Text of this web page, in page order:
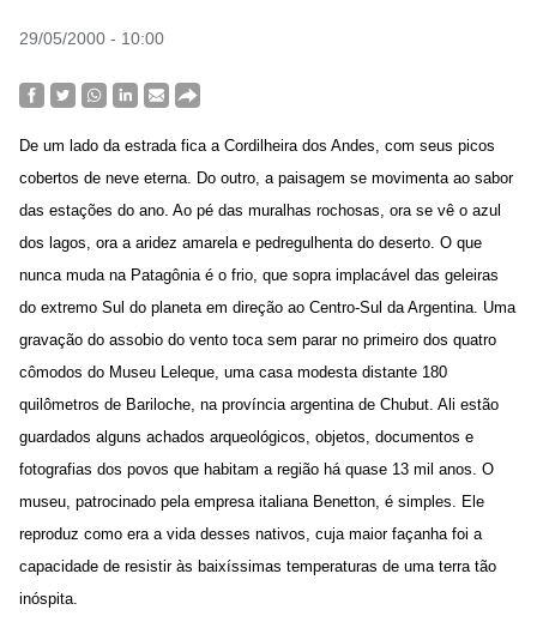
29/05/2000 - 10:00
De um lado da estrada fica a Cordilheira dos Andes, com seus picos
cobertos de neve eterna. Do outro, a paisagem se movimenta ao sabor
das estações do ano. Ao pé das muralhas rochosas, ora se vê o azul
dos lagos, ora a aridez amarela e pedregulhenta do deserto. O que
nunca muda na Patagônia é o frio, que sopra implacável das geleiras
do extremo Sul do planeta em direção ao Centro-Sul da Argentina. Uma
gravação do assobio do vento toca sem parar no primeiro dos quatro
cômodos do Museu Leleque, uma casa modesta distante 180
quilômetros de Bariloche, na província argentina de Chubut. Ali estão
guardados alguns achados arqueológicos, objetos, documentos e
fotografias dos povos que habitam a região há quase 13 mil anos. O
museu, patrocinado pela empresa italiana Benetton, é simples. Ele
reproduz como era a vida desses nativos, cuja maior façanha foi a
capacidade de resistir às baixíssimas temperaturas de uma terra tão
inóspita.